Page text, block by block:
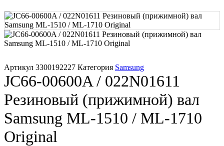
Артикул 3300192227 Категория Samsung
JC66-00600A / 022N01611
Резиновый (прижимной) вал
Samsung ML-1510 / ML-1710
Original